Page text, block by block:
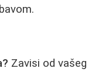
Zavisi od vašeg